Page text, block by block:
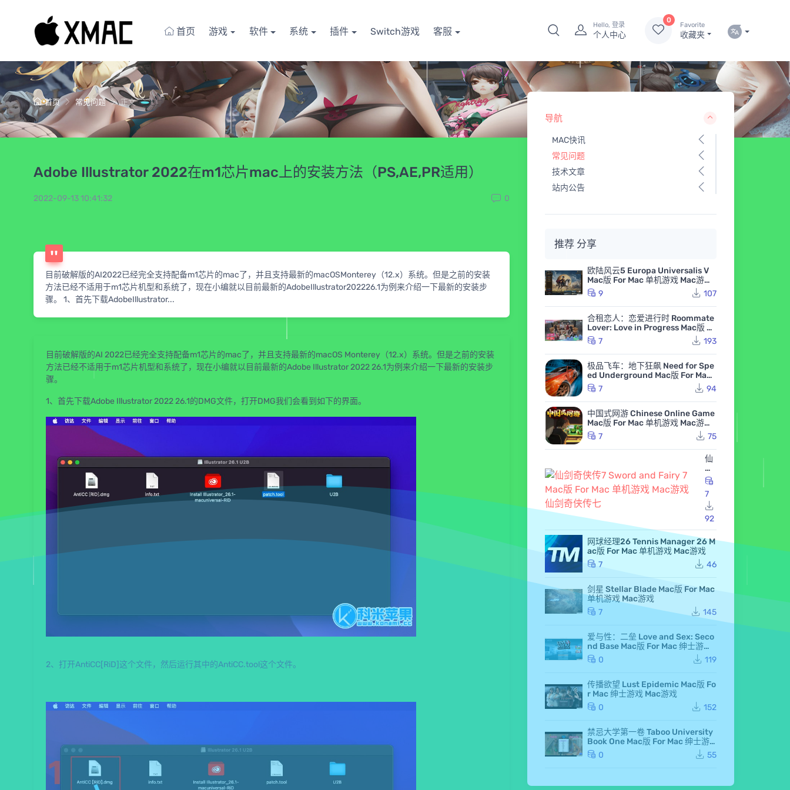
首页 游戏 软件 系统 插件 Switch游戏 客服
Hello, 登录
个人中心
0
Favorite
收藏夹
首页 常见问题 正文
Adobe Illustrator 2022在m1芯片mac上的安装方法（PS,AE,PR适用）
2022-09-13 10:41:32 0
目前破解版的AI2022已经完全支持配备m1芯片的mac了，并且支持最新的macOSMonterey（12.x）系统。但是之前的安装
方法已经不适用于m1芯片机型和系统了，现在小编就以目前最新的AdobeIllustrator202226.1为例来介绍一下最新的安装步
骤。 1、首先下载AdobeIllustrator...
目前破解版的AI 2022已经完全支持配备m1芯片的mac了，并且支持最新的macOS Monterey（12.x）系统。但是之前的安装
方法已经不适用于m1芯片机型和系统了，现在小编就以目前最新的Adobe Illustrator 2022 26.1为例来介绍一下最新的安装步
骤。
1、首先下载Adobe Illustrator 2022 26.1的DMG文件，打开DMG我们会看到如下的界面。
2、打开AntiCC[RiD]这个文件，然后运行其中的AntiCC.tool这个文件。
导航
MAC快讯
常见问题
技术文章
站内公告
推荐 分享
欧陆风云5 Europa Universalis V
Mac版 For Mac 单机游戏 Mac游戏
高级白金版 全DLC版
9 107
合租恋人：恋爱进行时 Roommate
Lover: Love in Progress Mac版 Fo
r Mac GameStart Mac游戏
7 193
极品飞车：地下狂飙 Need for Spe
ed Underground Mac版 For Mac
极品飞车7 Mac游戏
7 94
中国式网游 Chinese Online Game
Mac版 For Mac 单机游戏 Mac游戏
MMOSimulator
7 75
仙
剑
奇
侠
传
7 S
wo
rd
d F
air
y 7
版
r M
ac
机
游
戏
Ma
游
仙
剑
侠
传
七
7
92
网球经理26 Tennis Manager 26 M
ac版 For Mac 单机游戏 Mac游戏
7
46
剑星 Stellar Blade Mac版 For Mac
单机游戏 Mac游戏
7
145
爱与性：二垒 Love and Sex: Seco
nd Base Mac版 For Mac 绅士游戏
Mac游戏
0 119
传播欲望 Lust Epidemic Mac版 Fo
r Mac 绅士游戏 Mac游戏
0
152
禁忌大学第一卷 Taboo University
Book One Mac版 For Mac 绅士游
戏 Mac游戏
0 55